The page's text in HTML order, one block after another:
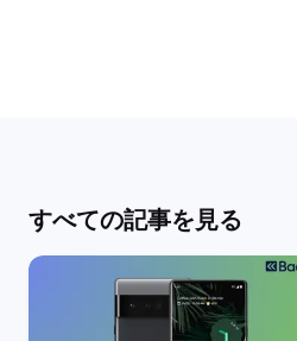
すべての記事を見る